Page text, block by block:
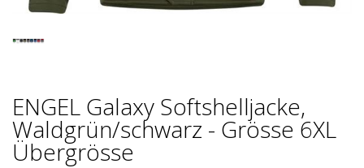
ENGEL Galaxy Softshelljacke,
Waldgrün/schwarz - Grösse 6XL
Übergrösse